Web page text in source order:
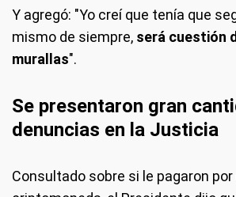
Y agregó: "Yo creí que tenía que
mismo de siempre, será cuestión
murallas".
Se presentaron gran
denuncias en la Justicia
Consultado sobre si le pagaron